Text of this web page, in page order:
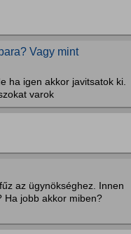
Vagy mint
ha igen akkor javitsatok ki.
varok
az ügynökséghez. Innen
Ha jobb akkor miben?